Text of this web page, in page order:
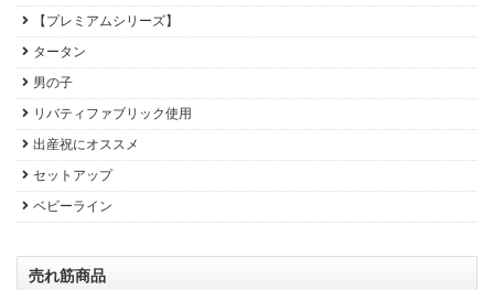
【プレミアムシリーズ】
タータン
男の子
リバティファブリック使用
出産祝にオススメ
セットアップ
ベビーライン
売れ筋商品